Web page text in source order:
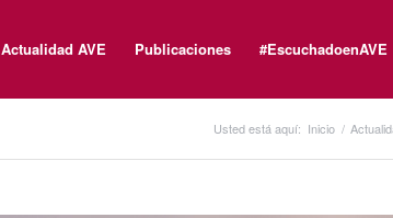
Actualidad AVE Publicaciones #EscuchadoenAVE
Usted está aquí: Inicio /